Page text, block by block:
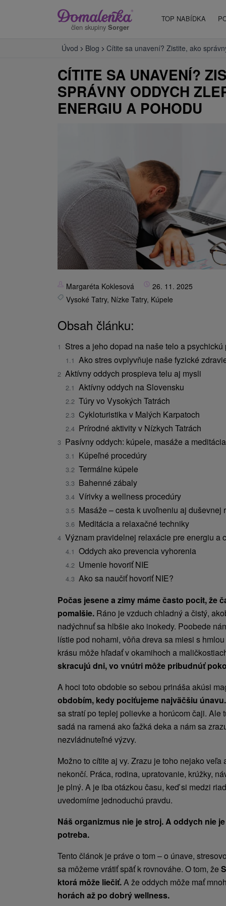
člen skupiny Sorger
TOP NABÍDKA
Úvod Blog Cítite sa unavení? Zistite, ako
CÍTITE SA UNAVENÍ?
SPRÁVNY ODDYCH
ENERGIU A POHODU
Margaréta Koklesová
26. 11. 2025
Vysoké Tatry, Nízke Tatry, Kúpele
Obsah článku:
Stres a jeho dopad na naše telo a psychickú
Ako stres ovplyvňuje naše fyzické
Aktívny oddych prospieva telu aj mysli
Aktívny oddych na Slovensku
Túry vo Vysokých Tatrách
Cykloturistika v Malých Karpatoch
Prírodné aktivity v Nízkych Tatrách
Pasívny oddych: kúpele, masáže a meditácia
Kúpeľné procedúry
Termálne kúpele
Bahenné zábaly
Vírivky a wellness procedúry
Masáže – cesta k uvoľneniu aj duševnej
Meditácia a relaxačné techniky
Význam pravidelnej relaxácie pre energiu a
Oddych ako prevencia vyhorenia
Umenie hovoriť NIE
Ako sa naučiť hovoriť NIE?
Počas jesene a zimy máme často pocit, že
pomalšie. Ráno je vzduch chladný a čistý,
nadýchnuť sa hlbšie ako inokedy. Poobede
lístie pod nohami, vôňa dreva sa miesi s
krásu môže hľadať v okamihoch a
skracujú dni, vo vnútri môže pribudnúť
A hoci toto obdobie so sebou prináša akúsi
obdobím, kedy pociťujeme najväčšiu únavu.
sa stratí po teplej polievke a horúcom čaji. Ale
sadá na ramená ako ťažká deka a nám sa
nezvládnuteľné výzvy.
Možno to cítite aj vy. Zrazu je toho nejako veľa
nekončí. Práca, rodina, upratovanie, krúžky,
je plný. A je iba otázkou času, keď si medzi
uvedomíme jednoduchú pravdu.
Náš organizmus nie je stroj. A oddych nie
potreba.
Tento článok je práve o tom – o únave,
sa môžeme vrátiť späť k rovnováhe. O tom, že
ktorá môže liečiť.A že oddych môže mať
horách až po dobrý wellness.